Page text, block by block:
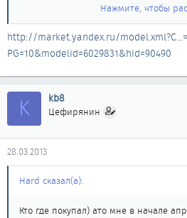
Нажмите, чтобы
http://market.yandex.ru/
PG=10&modelid=6029831&hid=90490
K kb8
Цефирянин
28.03.2013
Hard сказал(а):
Кто где покупал) ато мне в начале